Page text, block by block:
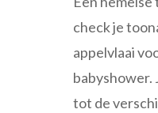
check je
appelvlaai
babyshower.
tot de